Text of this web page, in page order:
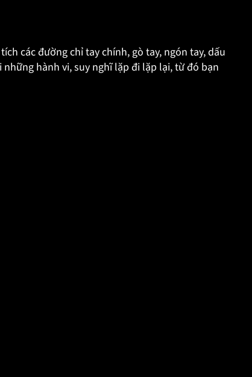
các đường chỉ tay chính, gò tay, ngón tay, dấu
những hành vi, suy nghĩ lặp đi lặp lại, từ đó bạn